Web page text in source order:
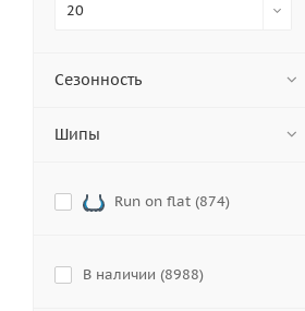
20
Сезонность
Шипы
Run on flat (874)
В наличии (8988)